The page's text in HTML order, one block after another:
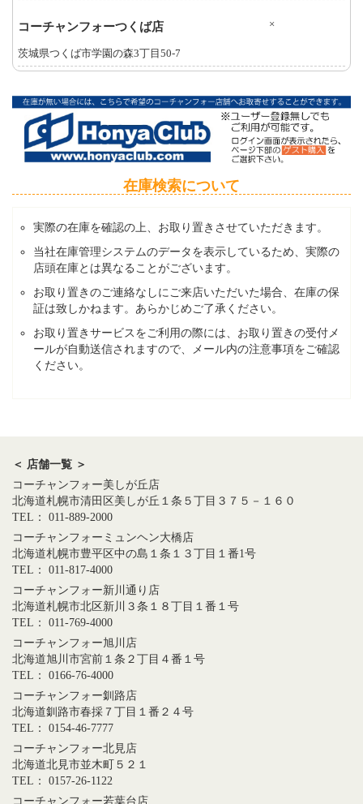
コーチャンフォーつくば店 ×
茨城県つくば市学園の森3丁目50-7
在庫検索について
実際の在庫を確認の上、お取り置きさせていただきます。
当社在庫管理システムのデータを表示しているため、実際の
店頭在庫とは異なることがございます。
お取り置きのご連絡なしにご来店いただいた場合、在庫の保
証は致しかねます。あらかじめご了承ください。
お取り置きサービスをご利用の際には、お取り置きの受付メ
ールが自動送信されますので、メール内の注意事項をご確認
ください。
＜ 店舗一覧 ＞
コーチャンフォー美しが丘店
北海道札幌市清田区美しが丘１条５丁目３７５－１６０
TEL： 011-889-2000
コーチャンフォーミュンヘン大橋店
北海道札幌市豊平区中の島１条１３丁目１番1号
TEL： 011-817-4000
コーチャンフォー新川通り店
北海道札幌市北区新川３条１８丁目１番１号
TEL： 011-769-4000
コーチャンフォー旭川店
北海道旭川市宮前１条２丁目４番１号
TEL： 0166-76-4000
コーチャンフォー釧路店
北海道釧路市春採７丁目１番２４号
TEL： 0154-46-7777
コーチャンフォー北見店
北海道北見市並木町５２１
TEL： 0157-26-1122
コーチャンフォー若葉台店